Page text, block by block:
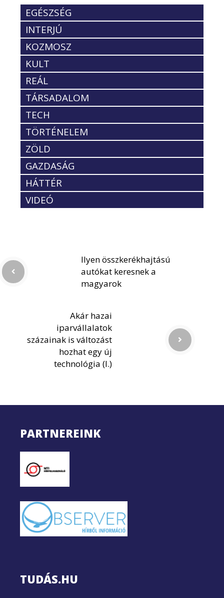
EGÉSZSÉG
INTERJÚ
KOZMOSZ
KULT
REÁL
TÁRSADALOM
TECH
TÖRTÉNELEM
ZÖLD
GAZDASÁG
HÁTTÉR
VIDEÓ
Ilyen összkerékhajtású
autókat keresnek a
magyarok
Akár hazai
iparvállalatok
százainak is változást
hozhat egy új
technológia (I.)
PARTNEREINK
TUDÁS.HU